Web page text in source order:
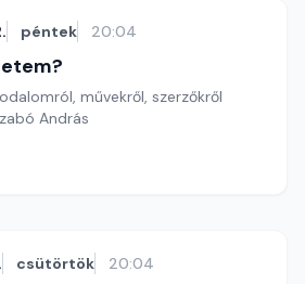
péntek 20:04
művekről, szerzőkről
András
csütörtök 20:04